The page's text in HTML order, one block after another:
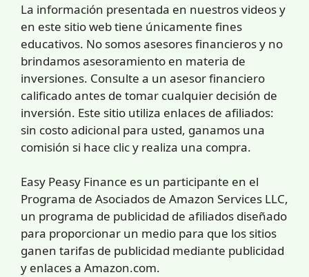
La información presentada en nuestros videos y
en este sitio web tiene únicamente fines
educativos. No somos asesores financieros y no
brindamos asesoramiento en materia de
inversiones. Consulte a un asesor financiero
calificado antes de tomar cualquier decisión de
inversión. Este sitio utiliza enlaces de afiliados:
sin costo adicional para usted, ganamos una
comisión si hace clic y realiza una compra.
Easy Peasy Finance es un participante en el
Programa de Asociados de Amazon Services LLC,
un programa de publicidad de afiliados diseñado
para proporcionar un medio para que los sitios
ganen tarifas de publicidad mediante publicidad
y enlaces a Amazon.com.